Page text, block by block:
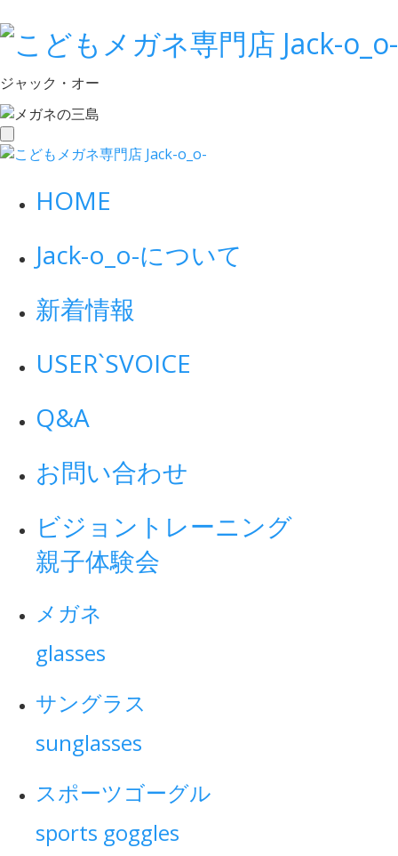
ジャック・オー
toggle
navigation
HOME
Jack-o_o-について
新着情報
USER`SVOICE
Q&A
お問い合わせ
ビジョントレーニング
親子体験会
メガネ
glasses
サングラス
sunglasses
スポーツゴーグル
sports goggles